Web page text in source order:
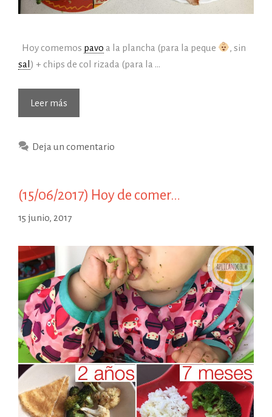
Hoy comemos pavo a la plancha (para la peque
, sin
sal ) + chips de col rizada (para la …
Leer más
Hoy
comer…
Deja un comentario
(15/06/2017) Hoy de comer…
15 junio, 2017